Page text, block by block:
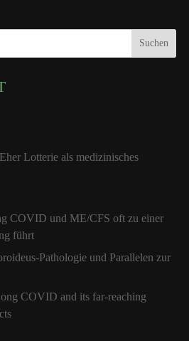
Suchen
Lotterie als medizinisches
COVID und ME/CFS oft zu einer
führt
Pathologie und Parallelen zur
COVID and its far-reaching